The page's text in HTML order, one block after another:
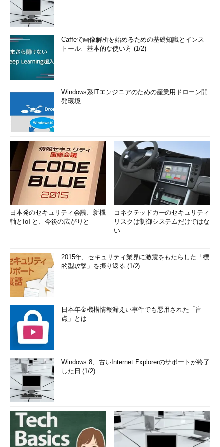
Caffeで画像解析を始めるための基礎知識とインス
トール、基本的な使い方 (1/2)
Windows系ITエンジニアのための産業用ドローン開
発環境
日本発のセキュリティ会議、新機
軸とIoTと、今後の広がりと
コネクテッドカーのセキュリティ
リスクは制御システムだけではな
い
2015年、セキュリティ業界に激震をもたらした「標
的型攻撃」を振り返る (1/2)
日本年金機構情報漏えい事件でも悪用された「盲
点」とは
Windows 8、古いInternet Explorerのサポートが終了
した日 (1/2)